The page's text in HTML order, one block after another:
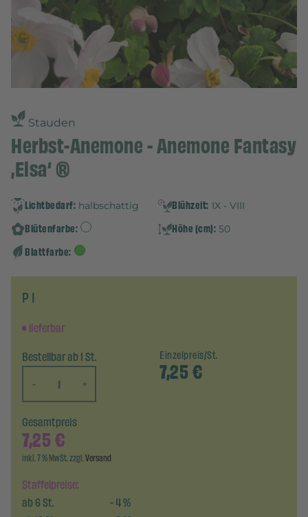
Stauden
Herbst-Anemone - Anemone Fantasy
‚Elsa‘ ®
Lichtbedarf: halbschattig Blühzeit: IX - VIII
Blütenfarbe: Höhe (cm): 50
Blattfarbe:
P 1
lieferbar
Bestellbar ab 1 St.
-
+
Einzelpreis/St.
7,25€
Staffelpreise:
ab6St. -4%
Gesamtpreis
7,25€
inkl. 7 % MwSt. zzgl.Versand